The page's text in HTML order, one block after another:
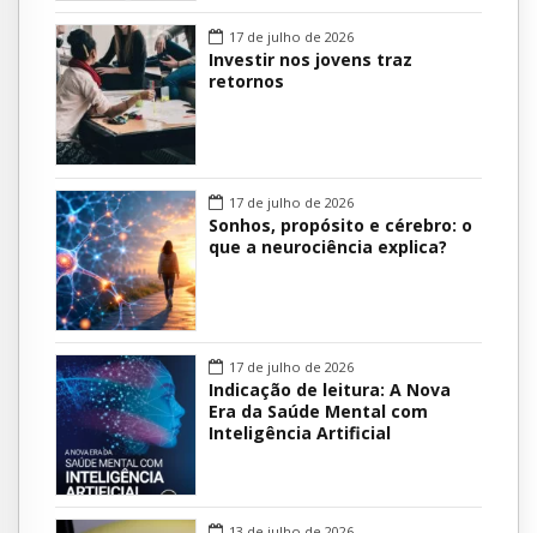
17 de julho de 2026
Investir nos jovens traz
retornos
17 de julho de 2026
Sonhos, propósito e cérebro: o
que a neurociência explica?
17 de julho de 2026
Indicação de leitura: A Nova
Era da Saúde Mental com
Inteligência Artificial